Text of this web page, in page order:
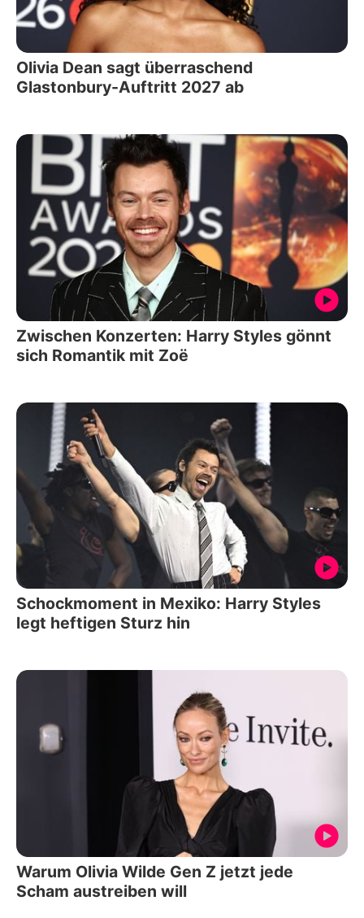
Olivia Dean sagt überraschend
Glastonbury-Auftritt 2027 ab
Zwischen Konzerten: Harry Styles gönnt
sich Romantik mit Zoë
Schockmoment in Mexiko: Harry Styles
legt heftigen Sturz hin
Warum Olivia Wilde Gen Z jetzt jede
Scham austreiben will